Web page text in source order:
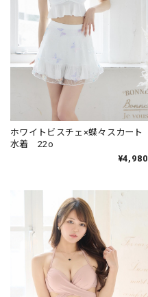
ホワイトビスチェ×蝶々スカート
水着 22o
¥4,980